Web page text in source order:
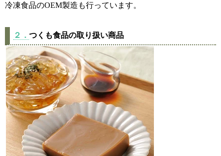
冷凍食品のOEM製造も行っています。
２． つくも食品の取り扱い商品